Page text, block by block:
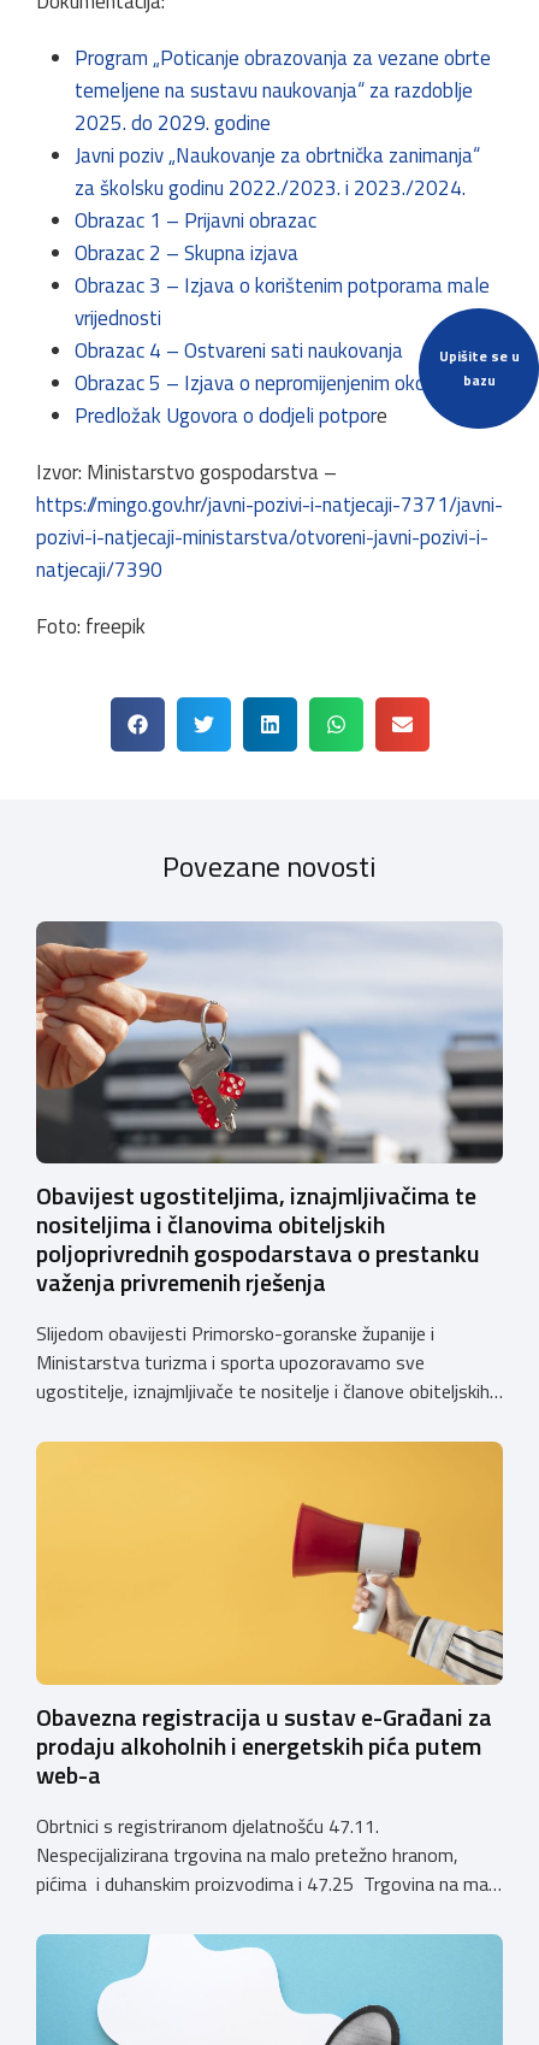
Upišite se u
bazu
Program „Poticanje obrazovanja za vezane obrte
temeljene na sustavu naukovanja“ za razdoblje
2025. do 2029. godine
Javni poziv „Naukovanje za obrtnička zanimanja“
za školsku godinu 2022./2023. i 2023./2024.
Obrazac 1 – Prijavni obrazac
Obrazac 2 – Skupna izjava
Obrazac 3 – Izjava o korištenim potporama male
vrijednosti
Obrazac 4 – Ostvareni sati naukovanja
Obrazac 5 – Izjava o nepromijenjenim okolnostima
Predložak Ugovora o dodjeli potpore
Izvor: Ministarstvo gospodarstva –
https://mingo.gov.hr/javni-pozivi-i-natjecaji-7371/javni-
pozivi-i-natjecaji-ministarstva/otvoreni-javni-pozivi-i-
natjecaji/7390
Foto: freepik
Povezane novosti
Obavijest ugostiteljima, iznajmljivačima te
nositeljima i članovima obiteljskih
poljoprivrednih gospodarstava o prestanku
važenja privremenih rješenja
Slijedom obavijesti Primorsko-goranske županije i
Ministarstva turizma i sporta upozoravamo sve
ugostitelje, iznajmljivače te nositelje i članove obiteljskih
privremenih rješenja izdanih sukladno Zakonu o
1. siječnja 2025. godine više ne mogu podnositi novi
zahtjevi za izdavanje privremenih rješenja, dok već izdana
Obavezna registracija u sustav e-Građani za
prodaju alkoholnih i energetskih pića putem
web-a
Obrtnici s registriranom djelatnošću 47.11.
Nespecijalizirana trgovina na malo pretežno hranom,
pićima i duhanskim proizvodima i 47.25 Trgovina na malo
koja sadrže alkohol i energetska pića dužni su uskladiti
svoje poslovne procese i osigurati tehničko rješenje za
vjerodostojnu provjeru punoljetnosti kupca putem
sustava e-Građani ili putem mobilne […]